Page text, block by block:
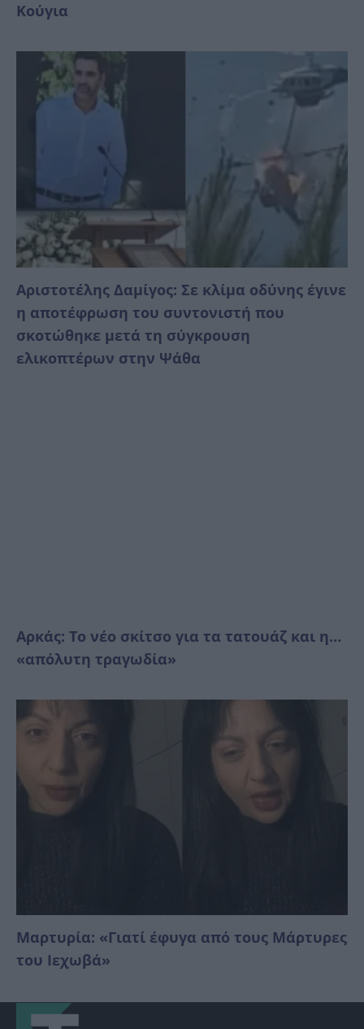
Κούγια
Αριστοτέλης Δαμίγος: Σε κλίμα οδύνης έγινε
η αποτέφρωση του συντονιστή που
σκοτώθηκε μετά τη σύγκρουση
ελικοπτέρων στην Ψάθα
Αρκάς: Το νέο σκίτσο για τα τατουάζ και η…
«απόλυτη τραγωδία»
Μαρτυρία: «Γιατί έφυγα από τους Μάρτυρες
του Ιεχωβά»